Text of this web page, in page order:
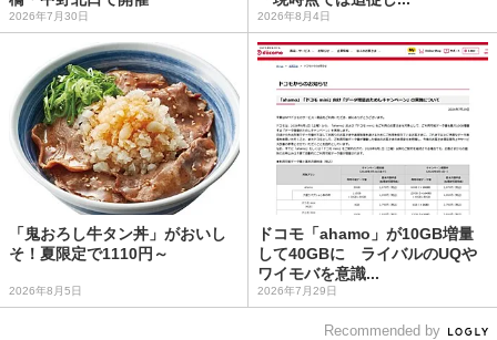
2026年7月30日 2026年8月4日
「鬼おろし牛タン丼」がおいし
そ！夏限定で1110円～
2026年8月5日
ドコモ「ahamo」が10GB増量
して40GBに ライバルのUQや
ワイモバを意識...
2026年7月29日
Recommended by